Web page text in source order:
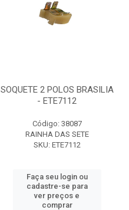
SOQUETE 2 POLOS BRASILIA
- ETE7112
Código: 38087
RAINHA DAS SETE
SKU: ETE7112
Faça seu login ou
cadastre-se para
ver preços e
comprar